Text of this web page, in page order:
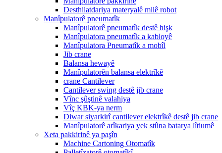
Desthilatdariya materyalê milê robot
Manîpulatorê pneumatîk
Manîpulatorê pneumatîk destê hişk
Manîpulatora pneumatîk a kabloyê
Manîpulatora Pneumatîk a mobîl
Jib crane
Balansa hewayê
Manîpulatorên balansa elektrîkê
crane Cantilever
Cantilever swing destê jib crane
Vînc şûştinê valahiya
Vîç KBK-ya nerm
Diwar siyarkirî cantilever elektrîkê destê jib crane
Manîpulatorê arîkariya yek stûna batarya lîtiumê
Xeta pakkirinê ya paşîn
Machine Cartoning Otomatîk